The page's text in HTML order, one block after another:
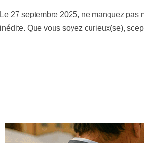
Le 27 septembre 2025, ne manquez pas
inédite. Que vous soyez curieux(se),